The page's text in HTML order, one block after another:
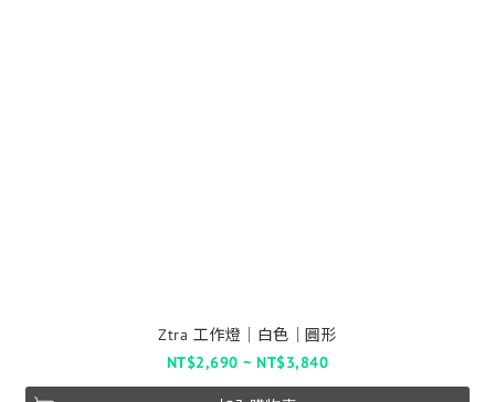
Ztra 工作燈│白色│圓形
NT$2,690 ~ NT$3,840